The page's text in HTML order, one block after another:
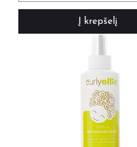
Į krepšelį